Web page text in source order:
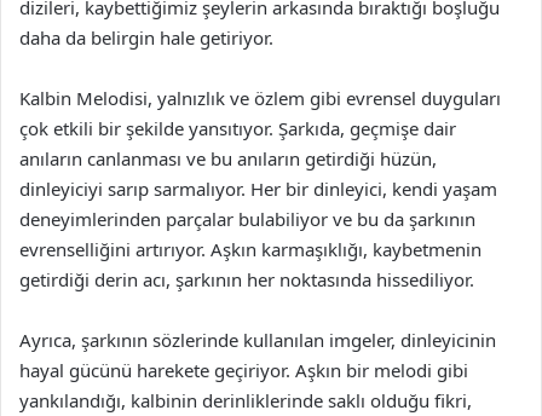
dizileri, kaybettiğimiz şeylerin arkasında bıraktığı boşluğu
daha da belirgin hale getiriyor.
Kalbin Melodisi, yalnızlık ve özlem gibi evrensel duyguları
çok etkili bir şekilde yansıtıyor. Şarkıda, geçmişe dair
anıların canlanması ve bu anıların getirdiği hüzün,
dinleyiciyi sarıp sarmalıyor. Her bir dinleyici, kendi yaşam
deneyimlerinden parçalar bulabiliyor ve bu da şarkının
evrenselliğini artırıyor. Aşkın karmaşıklığı, kaybetmenin
getirdiği derin acı, şarkının her noktasında hissediliyor.
Ayrıca, şarkının sözlerinde kullanılan imgeler, dinleyicinin
hayal gücünü harekete geçiriyor. Aşkın bir melodi gibi
yankılandığı, kalbinin derinliklerinde saklı olduğu fikri,